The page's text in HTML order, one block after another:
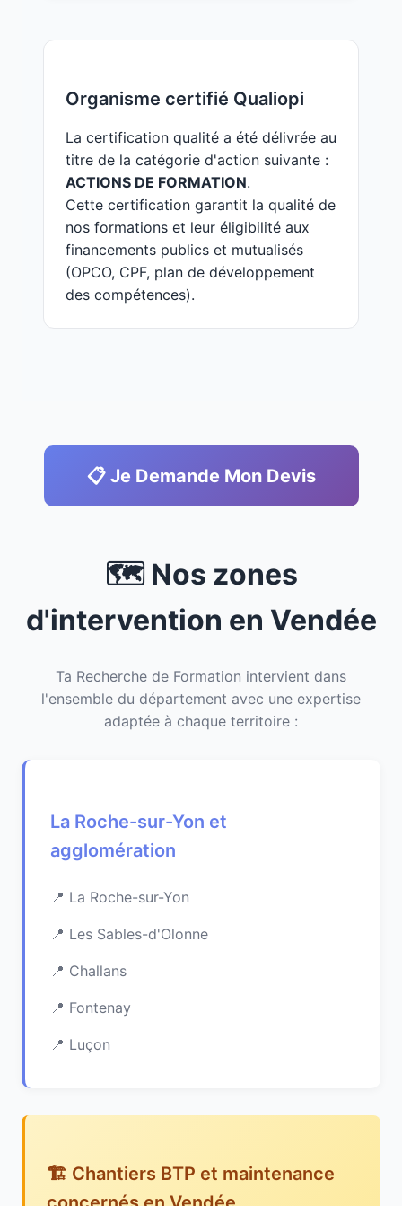
Organisme certifié Qualiopi
La certification qualité a été délivrée au
titre de la catégorie d'action suivante :
ACTIONS DE FORMATION.
Cette certification garantit la qualité de
nos formations et leur éligibilité aux
financements publics et mutualisés
(OPCO, CPF, plan de développement
des compétences).
📋 Je Demande Mon Devis
🗺️ Nos zones
d'intervention en Vendée
Ta Recherche de Formation intervient dans
l'ensemble du département avec une expertise
adaptée à chaque territoire :
La Roche-sur-Yon et
agglomération
La Roche-sur-Yon
Les Sables-d'Olonne
Challans
Fontenay
Luçon
🏗️ Chantiers BTP et maintenance